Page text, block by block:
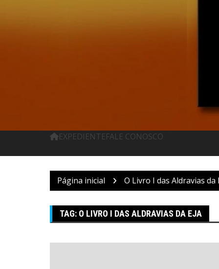
EXPEDIENTEFALE CONOSCO
Página inicial O Livro I das Aldravias da
TAG: O LIVRO I DAS ALDRAVIAS DA EJA